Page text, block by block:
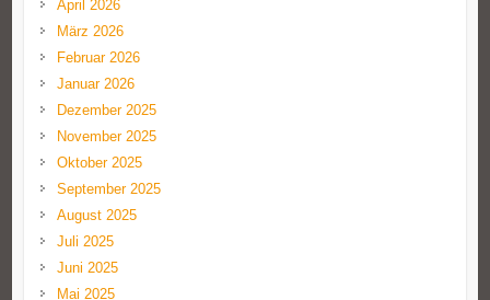
April 2026
März 2026
Februar 2026
Januar 2026
Dezember 2025
November 2025
Oktober 2025
September 2025
August 2025
Juli 2025
Juni 2025
Mai 2025